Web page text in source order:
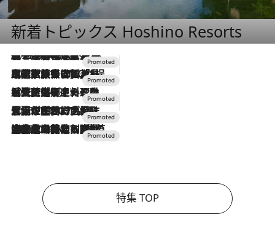
新着トピックス Hoshino Resorts
2026.8.7
【トンボの足水浴】ヒノキの香りに包まれて涼感マックス！約13℃の湧水かけ流しを避暑地「星野温泉 トンボの湯」で体験
2026.7.31
【ホテル帰省】という選択肢をOMOが提案。家族とほどよい距離を保つには「昼は実家、夜は気兼ねなくホテルで！」
2026.7.24
【夏限定ディナーコース】旬を迎える稚鮎や花ズッキーニなどをイタリア・トスカーナの郷土料理の手法で満喫！
2026.7.17
「土佐和ハーブかき氷」がOMO7高知に登場！生姜、山椒、大葉など目にも舌にも涼を呼ぶ郷土の味
2026.7.10
NEW OPEN！【界 草津】名湯の地に誕生。趣の異なる2種の温泉と上州ならではの会席・蕎麦割烹など美食を味わう究極の癒やし旅
特集 TOP